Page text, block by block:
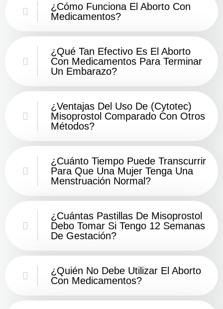
¿Cómo Funciona El Aborto Con
Medicamentos?
¿Qué Tan Efectivo Es El Aborto
Con Medicamentos Para Terminar
Un Embarazo?
¿Ventajas Del Uso De (Cytotec)
Misoprostol Comparado Con Otros
Métodos?
¿Cuánto Tiempo Puede Transcurrir
Para Que Una Mujer Tenga Una
Menstruación Normal?
¿Cuántas Pastillas De Misoprostol
Debo Tomar Si Tengo 12 Semanas
De Gestación?
¿Quién No Debe Utilizar El Aborto
Con Medicamentos?